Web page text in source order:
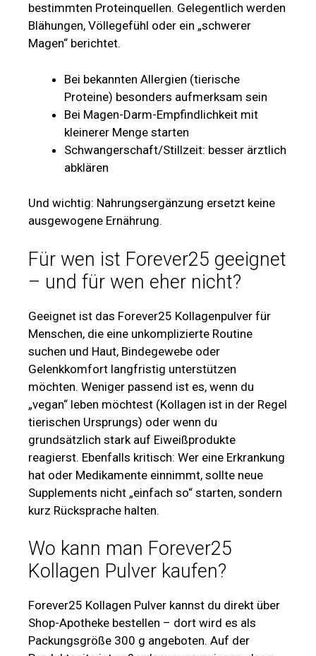
bestimmten Proteinquellen. Gelegentlich werden
Blähungen, Völlegefühl oder ein „schwerer
Magen“ berichtet.
Bei bekannten Allergien (tierische
Proteine) besonders aufmerksam sein
Bei Magen-Darm-Empfindlichkeit mit
kleinerer Menge starten
Schwangerschaft/Stillzeit: besser ärztlich
abklären
Und wichtig: Nahrungsergänzung ersetzt keine
ausgewogene Ernährung.
Für wen ist Forever25 geeignet
– und für wen eher nicht?
Geeignet ist das Forever25 Kollagenpulver für
Menschen, die eine unkomplizierte Routine
suchen und Haut, Bindegewebe oder
Gelenkkomfort langfristig unterstützen
möchten. Weniger passend ist es, wenn du
„vegan“ leben möchtest (Kollagen ist in der Regel
tierischen Ursprungs) oder wenn du
grundsätzlich stark auf Eiweißprodukte
reagierst. Ebenfalls kritisch: Wer eine Erkrankung
hat oder Medikamente einnimmt, sollte neue
Supplements nicht „einfach so“ starten, sondern
kurz Rücksprache halten.
Wo kann man Forever25
Kollagen Pulver kaufen?
Forever25 Kollagen Pulver kannst du direkt über
Shop-Apotheke bestellen – dort wird es als
Packungsgröße 300 g angeboten. Auf der